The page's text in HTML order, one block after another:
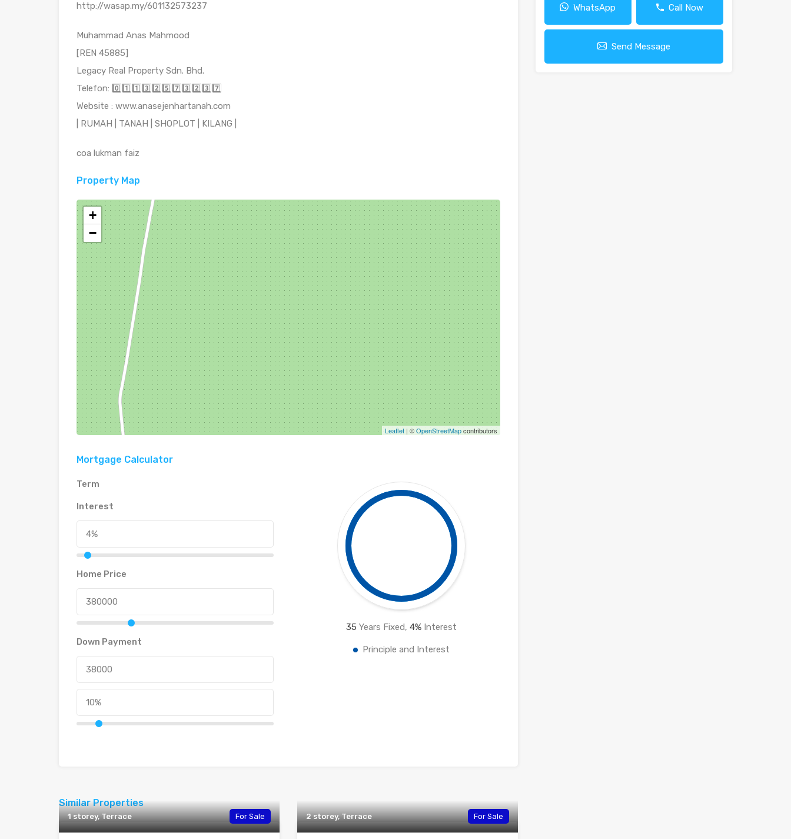
http://wasap.my/601132573237
Muhammad Anas Mahmood
[REN 45885]
Legacy Real Property Sdn. Bhd.
Telefon: 0️⃣1️⃣1️⃣3️⃣2️⃣5️⃣7️⃣3️⃣2️⃣3️⃣7️⃣
Website : www.anasejenhartanah.com
| RUMAH | TANAH | SHOPLOT | KILANG |
coa lukman faiz
Property Map
+
−
Leaflet| ©OpenStreetMapcontributors
Mortgage Calculator
Term
Interest
Home Price
Down Payment
35 Years Fixed,4% Interest
Principle and Interest
Similar Properties
1 storey, Terrace For Sale 2 storey, Terrace For Sale
WhatsApp Call Now
Send Message